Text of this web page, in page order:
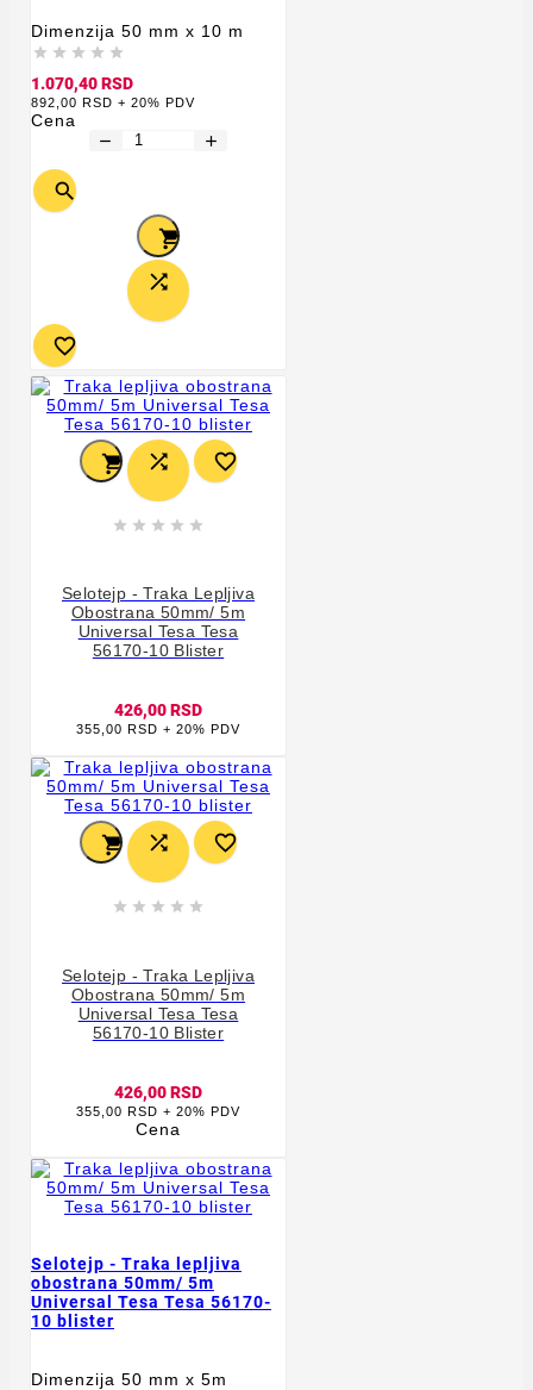
Dimenzija 50 mm x 10 m
    
1.070,40 RSD
892,00 RSD + 20% PDV
Cena
remove add




  
    
Selotejp - Traka Lepljiva
Obostrana 50mm/ 5m
Universal Tesa Tesa
56170-10 Blister
426,00 RSD
355,00 RSD + 20% PDV
  
    
Selotejp - Traka Lepljiva
Obostrana 50mm/ 5m
Universal Tesa Tesa
56170-10 Blister
426,00 RSD
355,00 RSD + 20% PDV
Cena
Selotejp - Traka lepljiva
obostrana 50mm/ 5m
Universal Tesa Tesa 56170-
10 blister
Dimenzija 50 mm x 5m